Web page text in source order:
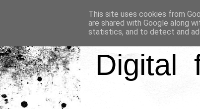
Digital
This site uses cookies from
are shared with Google along
statistics, and to detect and